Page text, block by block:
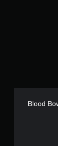
Blood